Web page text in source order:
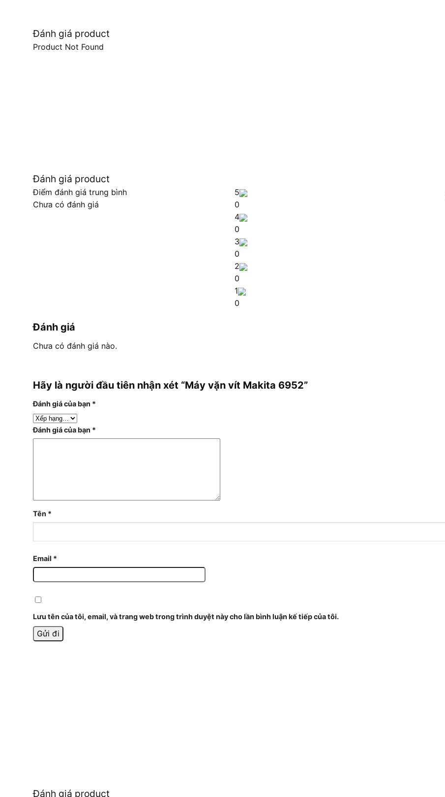
Đánh giá product
Product Not Found
Đánh giá product
Điểm đánh giá trung bình
Chưa có đánh giá
5
0
4
0
3
0
2
0
1
0
Đánh giá
Chưa có đánh giá nào.
Hãy là người đầu tiên nhận xét “Máy vặn vít Makita 6952”
Đánh giá của bạn *
Đánh giá của bạn *
Tên *
Email *
Lưu tên của tôi, email, và trang web trong trình duyệt này cho lần bình luận kế tiếp của tôi.
Đánh giá product